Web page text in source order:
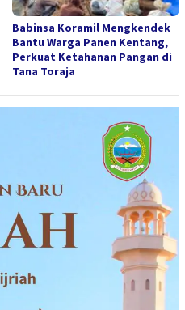
Babinsa Koramil Mengkendek
Bantu Warga Panen Kentang,
Perkuat Ketahanan Pangan di
Tana Toraja